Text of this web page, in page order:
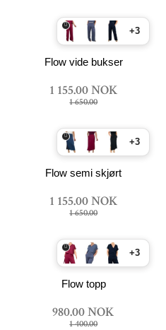
+3
Flow vide bukser
1 155.00 NOK
1 650.00
+3
Flow semi skjørt
1 155.00 NOK
1 650.00
+3
Flow topp
980.00 NOK
1 400.00